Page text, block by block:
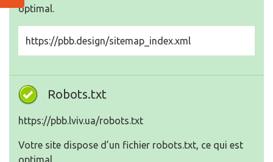
optimal.
https://pbb.design/sitemap_index.xml
Robots.txt
https://pbb.lviv.ua/robots.txt
Votre site dispose d’un fichier robots.txt, ce qui est
optimal.